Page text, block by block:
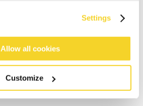
Settings
Allow all cookies
Customize
vor 12 Uhr MEZ (Montag bis
eingehen, werden noch am selben
für Bestellungen über 50€